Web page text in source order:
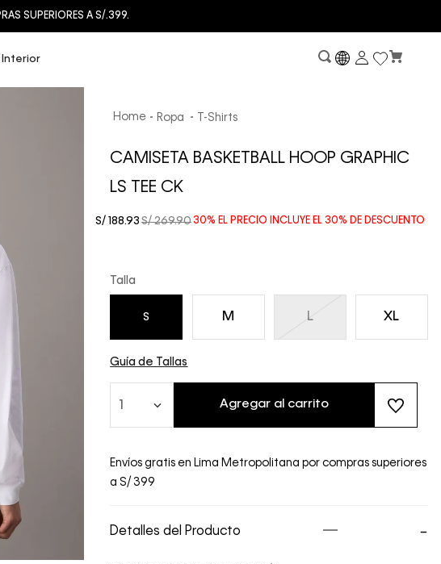
SUPERIORES A S/.399.
Interior
Ropa T-Shirts
CAMISETA BASKETBALL HOOP GRAPHIC
LS TEE CK
30% EL PRECIO INCLUYE EL 30% DE DESCUENTO
S/ 269.90
S/ 188.93
Talla
L
M
S XL
Guía de Tallas
1 Agregar al carrito
Envíos gratis en Lima Metropolitana por compras superiores
a S/ 399
Detalles del Producto